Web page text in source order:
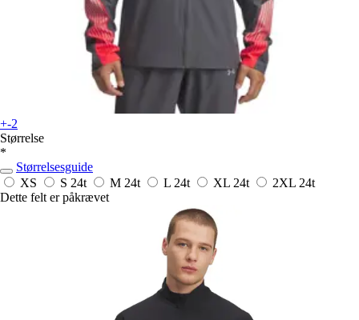
+-2
Størrelse
*
Størrelsesguide
XS
S 24t M 24t L 24t XL 24t 2XL 24t
Dette felt er påkrævet